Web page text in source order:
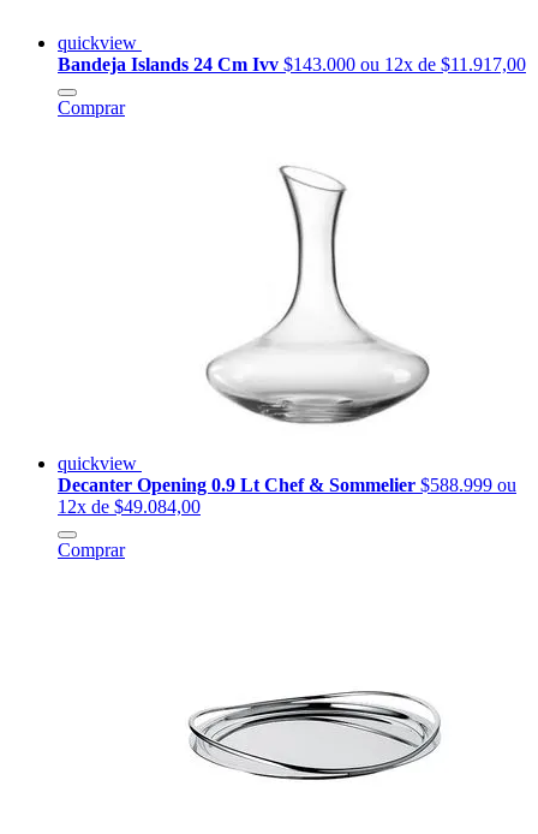
quickview
Bandeja Islands 24 Cm Ivv $143.000 ou 12x de $11.917,00
Comprar
quickview
Decanter Opening 0.9 Lt Chef & Sommelier $588.999 ou
12x de $49.084,00
Comprar